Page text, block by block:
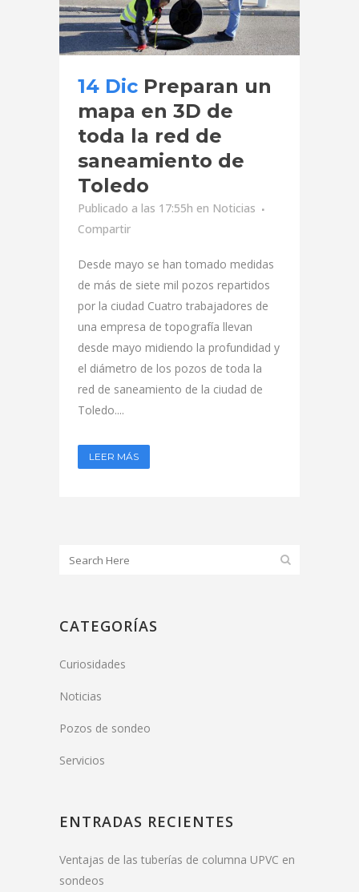
14 Dic Preparan un
mapa en 3D de
toda la red de
saneamiento de
Toledo
Publicado a las 17:55h en Noticias
Compartir
Desde mayo se han tomado medidas
de más de siete mil pozos repartidos
por la ciudad Cuatro trabajadores de
una empresa de topografía llevan
desde mayo midiendo la profundidad y
el diámetro de los pozos de toda la
red de saneamiento de la ciudad de
Toledo....
LEER MÁS
CATEGORÍAS
Curiosidades
Noticias
Pozos de sondeo
Servicios
ENTRADAS RECIENTES
Ventajas de las tuberías de columna UPVC en
sondeos